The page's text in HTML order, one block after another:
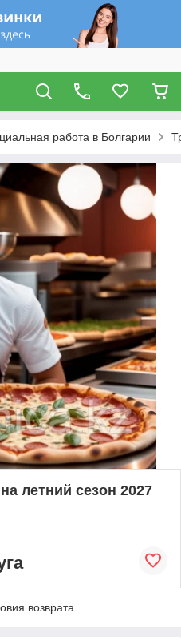
работа в Болгарии
летний сезон 2027
возврата